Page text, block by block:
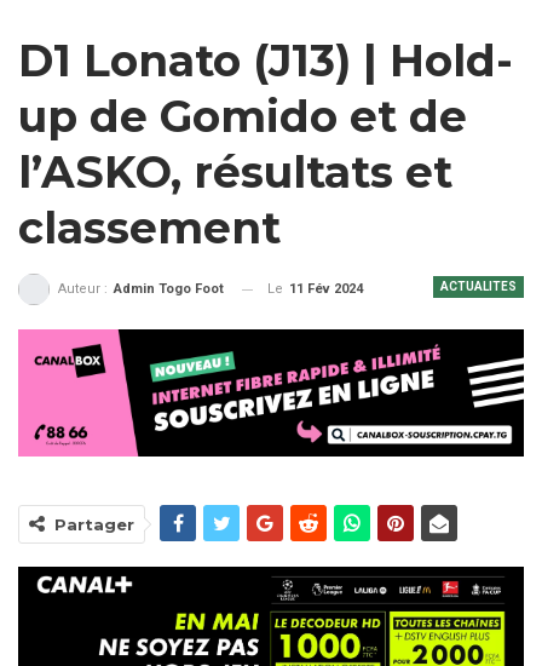
D1 Lonato (J13) | Hold-
up de Gomido et de
l’ASKO, résultats et
classement
ACTUALITES
Auteur : Admin Togo Foot Le 11 Fév 2024
Partager